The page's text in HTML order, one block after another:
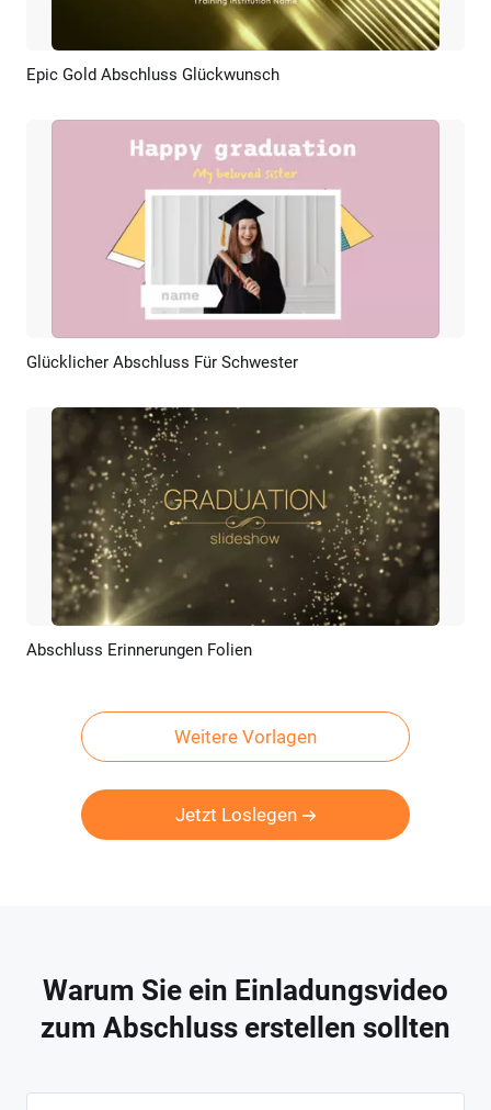
Vorschau Anpassen
Epic Gold Abschluss Glückwunsch
Vorschau KI Erstellen
Glücklicher Abschluss Für Schwester
Vorschau
Abschluss Erinnerungen Folien
Weitere Vorlagen
Jetzt Loslegen
Warum Sie ein Einladungsvideo
zum Abschluss erstellen sollten